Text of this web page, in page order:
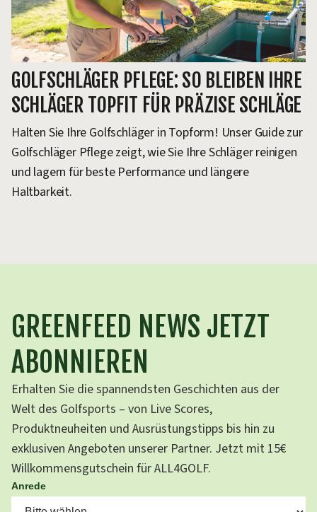
GOLFSCHLÄGER PFLEGE: SO BLEIBEN IHRE
SCHLÄGER TOPFIT FÜR PRÄZISE SCHLÄGE
Halten Sie Ihre Golfschläger in Topform! Unser Guide zur
Golfschläger Pflege zeigt, wie Sie Ihre Schläger reinigen
und lagern für beste Performance und längere
Haltbarkeit.
GREENFEED NEWS JETZT
ABONNIEREN
Erhalten Sie die spannendsten Geschichten aus der
Welt des Golfsports – von Live Scores,
Produktneuheiten und Ausrüstungstipps bis hin zu
exklusiven Angeboten unserer Partner. Jetzt mit 15€
Willkommensgutschein für ALL4GOLF.
Anrede